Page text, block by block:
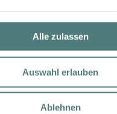
Alle zulassen
Auswahl erlauben
Ablehnen